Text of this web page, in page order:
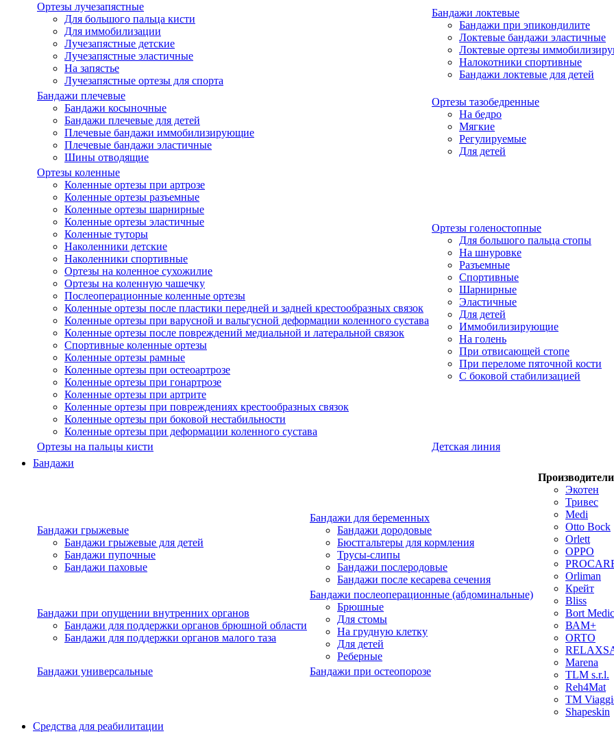
Ортезы лучезапястные
Для большого пальца кисти
Для иммобилизации
Лучезапястные детские
Лучезапястные эластичные
На запястье
Лучезапястные ортезы для спорта
Бандажи локтевые
Бандажи при эпикондилите
Локтевые бандажи эластичные
Локтевые ортезы
Налокотники спортивные
Бандажи локтевые для детей
Бандажи плечевые
Бандажи косыночные
Бандажи плечевые для детей
Плечевые бандажи иммобилизирующие
Плечевые бандажи эластичные
Шины отводящие
Ортезы тазобедренные
На бедро
Мягкие
Регулируемые
Для детей
Ортезы коленные
Коленные ортезы при артрозе
Коленные ортезы разъемные
Коленные ортезы шарнирные
Коленные ортезы эластичные
Коленные туторы
Наколенники детские
Наколенники спортивные
Ортезы на коленное сухожилие
Ортезы на коленную чашечку
Послеоперационные коленные ортезы
Коленные ортезы после пластики передней и задней крестообразных связок
Коленные ортезы при варусной и вальгусной деформации коленного сустава
Коленные ортезы после повреждений медиальной и латеральной связок
Спортивные коленные ортезы
Коленные ортезы рамные
Коленные ортезы при остеоартрозе
Коленные ортезы при гонартрозе
Коленные ортезы при артрите
Коленные ортезы при повреждениях крестообразных связок
Коленные ортезы при боковой нестабильности
Коленные ортезы при деформации коленного сустава
Ортезы голеностопные
Для большого пальца стопы
На шнуровке
Разъемные
Спортивные
Шарнирные
Эластичные
Для детей
Иммобилизирующие
На голень
При отвисающей стопе
При переломе пяточной кости
С боковой стабилизацией
Ортезы на пальцы кисти
Детская линия
Бандажи
Бандажи грыжевые
Бандажи грыжевые для детей
Бандажи пупочные
Бандажи паховые
Бандажи для беременных
Бандажи дородовые
Бюстгальтеры для кормления
Трусы-слипы
Бандажи послеродовые
Бандажи после кесарева сечения
Бандажи при опущении внутренних органов
Бандажи для поддержки органов брюшной области
Бандажи для поддержки органов малого таза
Бандажи послеоперационные (абдоминальные)
Брюшные
Для стомы
На грудную клетку
Для детей
Реберные
Бандажи универсальные
Бандажи при остеопорозе
Производители
Экотен
Тривес
Medi
Otto Bock
Orlett
OPPO
Orliman
Крейт
Bliss
Bort
ВАМ+
ORTO
Marena
TLM s.r.l.
Reh4Mat
TM
Shapeskin
Средства для реабилитации